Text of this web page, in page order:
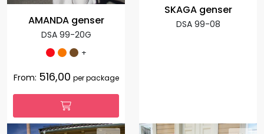
AMANDA genser
DSA 99-20G
+
From: 516,00 per package
SKAGA genser
DSA 99-08